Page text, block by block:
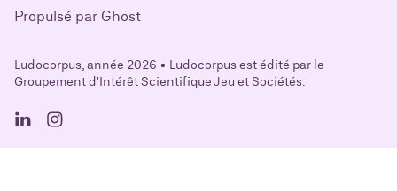
Propulsé par Ghost
Ludocorpus, année 2026 • Ludocorpus est édité par le
Groupement d'Intérêt Scientifique Jeu et Sociétés.